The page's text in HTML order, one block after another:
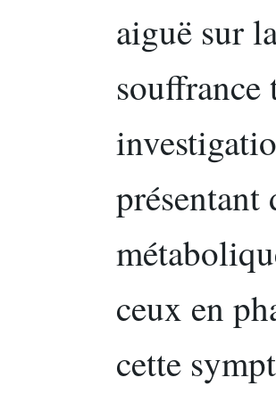
aiguë sur
présentant
ceux en
cette